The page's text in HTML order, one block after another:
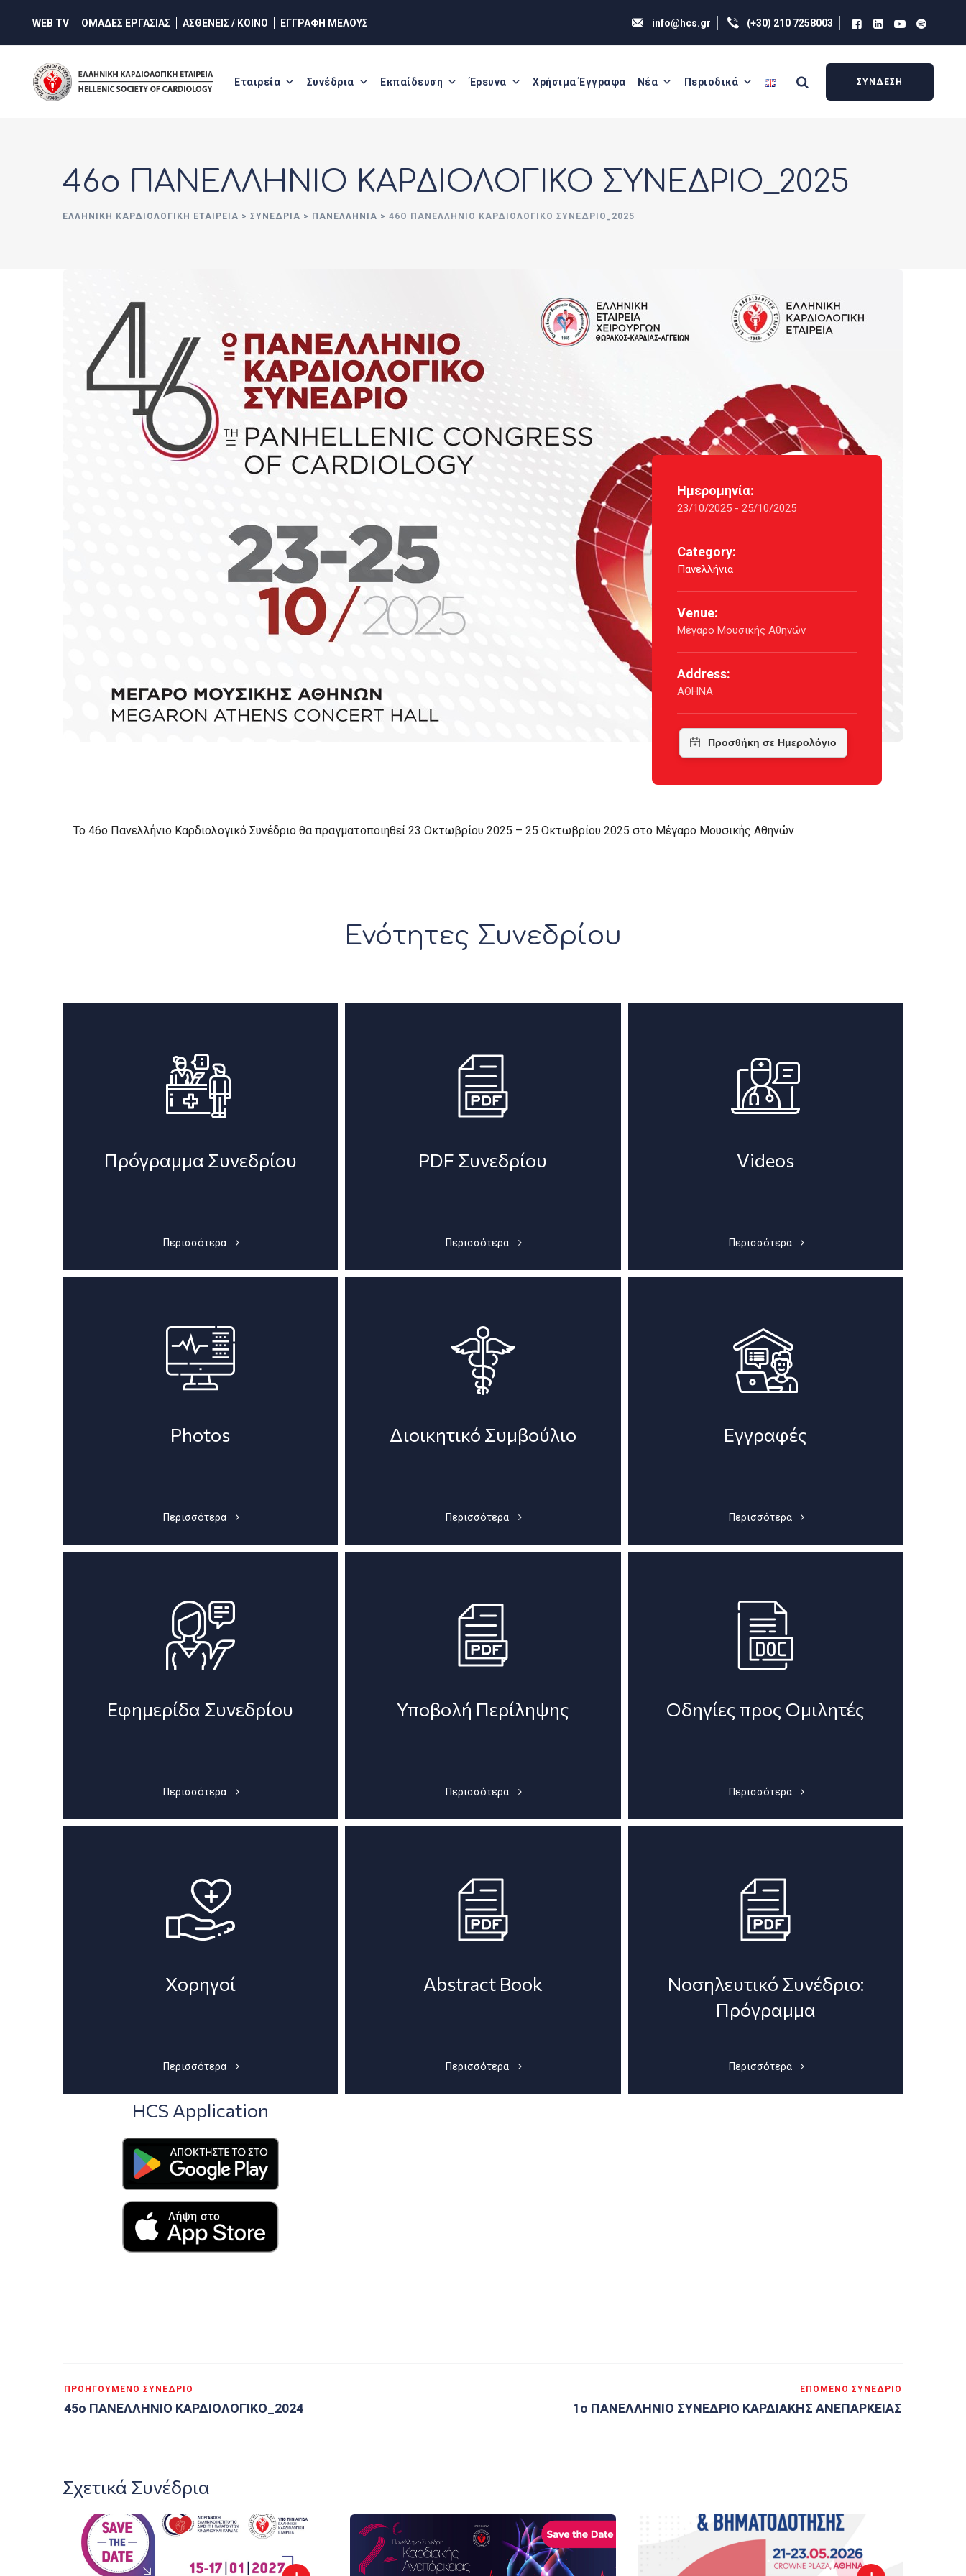
WEB TV ΟΜΑΔΕΣ ΕΡΓΑΣΙΑΣ ΑΣΘΕΝΕΙΣ / ΚΟΙΝΟ ΕΓΓΡΑΦΗ ΜΕΛΟΥΣ info@hcs.gr (+30) 210 7258003
Εταιρεία Συνέδρια Εκπαίδευση Έρευνα Χρήσιμα Έγγραφα Νέα Περιοδικά ΣΥΝΔΕΣΗ
46o ΠΑΝΕΛΛΗΝΙΟ ΚΑΡΔΙΟΛΟΓΙΚΟ ΣΥΝΕΔΡΙΟ_2025
ΕΛΛΗΝΙΚΉ ΚΑΡΔΙΟΛΟΓΙΚΉ ΕΤΑΙΡΕΊΑ > ΣΥΝΈΔΡΙΑ > ΠΑΝΕΛΛΉΝΙΑ > 46O ΠΑΝΕΛΛΗΝΙΟ ΚΑΡΔΙΟΛΟΓΙΚΟ ΣΥΝΕΔΡΙΟ_2025
Ημερομηνία:
23/10/2025 - 25/10/2025
Category:
Πανελλήνια
Venue:
Μέγαρο Μουσικής Αθηνών
Address:
ΑΘΗΝΑ
Το 46ο Πανελλήνιο Καρδιολογικό Συνέδριο θα πραγματοποιηθεί 23 Οκτωβρίου 2025 – 25 Οκτωβρίου 2025 στο Μέγαρο Μουσικής Αθηνών
Ενότητες Συνεδρίου
Πρόγραμμα Συνεδρίου
Περισσότερα
PDF Συνεδρίου
Περισσότερα
Videos
Περισσότερα
Photos
Περισσότερα
Διοικητικό Συμβούλιο
Περισσότερα
Εγγραφές
Περισσότερα
Εφημερίδα Συνεδρίου
Περισσότερα
Υποβολή Περίληψης
Περισσότερα
Οδηγίες προς Ομιλητές
Περισσότερα
Χορηγοί
Περισσότερα
Abstract Book
Περισσότερα
Νοσηλευτικό Συνέδριο:
Πρόγραμμα
Περισσότερα
HCS Application
ΠΡΟΗΓΟΎΜΕΝΟ ΣΥΝΈΔΡΙΟ
45ο ΠΑΝΕΛΛΗΝΙΟ ΚΑΡΔΙΟΛΟΓΙΚΟ_2024
ΕΠΌΜΕΝΟ ΣΥΝΈΔΡΙΟ
1o ΠΑΝΕΛΛΗΝΙΟ ΣΥΝΕΔΡΙΟ ΚΑΡΔΙΑΚΗΣ ΑΝΕΠΑΡΚΕΙΑΣ
Σχετικά Συνέδρια